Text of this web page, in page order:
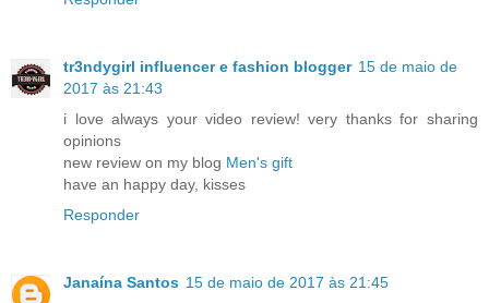
tr3ndygirl influencer e fashion blogger 15 de maio de
2017 às 21:43
i love always your video review! very thanks for sharing
opinions
new review on my blog Men's gift
have an happy day, kisses
Responder
Janaína Santos 15 de maio de 2017 às 21:45